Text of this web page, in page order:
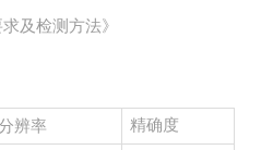
及检测方法》
辨率 精确度